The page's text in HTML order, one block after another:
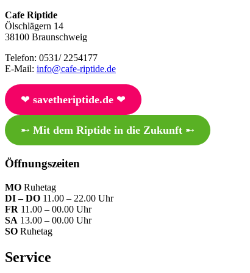
Cafe Riptide
Ölschlägern 14
38100 Braunschweig
Telefon: 0531/ 2254177
E-Mail: info@cafe-riptide.de
❤︎ savetheriptide.de❤︎
➸ Mit dem Riptide in die Zukunft➸
Öffnungszeiten
MO Ruhetag
DI – DO 11.00 – 22.00 Uhr
FR 11.00 – 00.00 Uhr
SA 13.00 – 00.00 Uhr
SO Ruhetag
Service